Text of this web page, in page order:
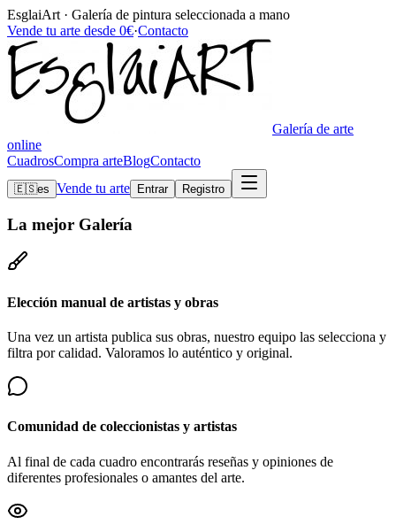
EsglaiArt · Galería de pintura seleccionada a mano
Vende tu arte desde 0€·Contacto
Galería de arte
online
CuadrosCompra arteBlogContacto
🇪🇸es Vende tu arte Entrar Registro
La mejor Galería
Elección manual de artistas y obras
Una vez un artista publica sus obras, nuestro equipo las selecciona y
filtra por calidad. Valoramos lo auténtico y original.
Comunidad de coleccionistas y artistas
Al final de cada cuadro encontrarás reseñas y opiniones de
diferentes profesionales o amantes del arte.